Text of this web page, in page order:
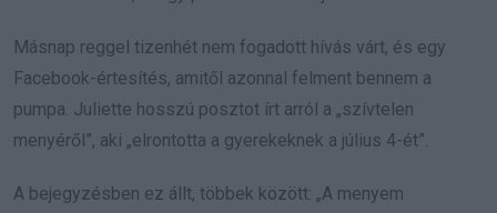
Másnap reggel tizenhét nem fogadott hívás várt, és egy
Facebook-értesítés, amitől azonnal felment bennem a
pumpa. Juliette hosszú posztot írt arról a „szívtelen
menyéről”, aki „elrontotta a gyerekeknek a július 4-ét”.
A bejegyzésben ez állt, többek között: „A menyem